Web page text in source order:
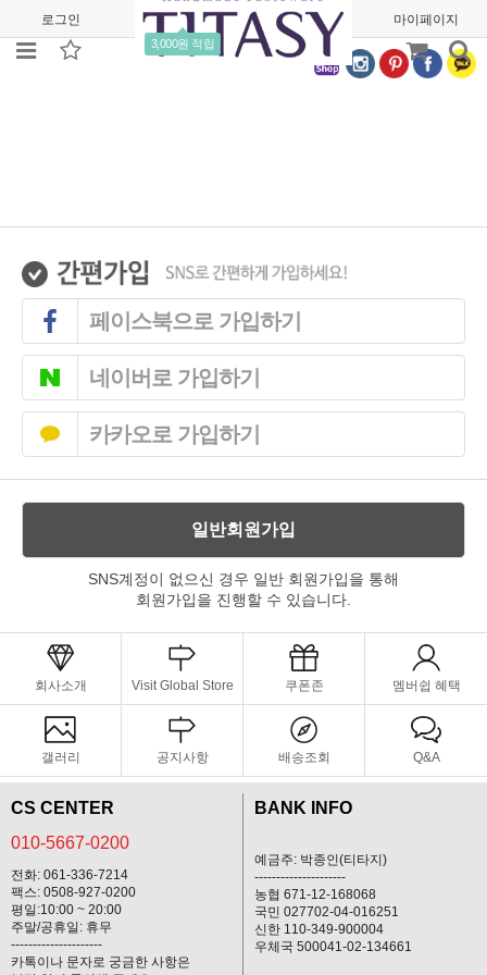
로그인 회원가입
3,000원 적립
주문조회 마이페이지
페이스북으로 가입하기
네이버로 가입하기
카카오로 가입하기
일반회원가입
SNS계정이 없으신 경우 일반 회원가입을 통해
회원가입을 진행할 수 있습니다.
회사소개 Visit Global Store 쿠폰존 멤버쉽 혜택
갤러리 공지사항 배송조회 Q&A
CS CENTER
010-5667-0200
전화: 061-336-7214
팩스: 0508-927-0200
평일:10:00 ~ 20:00
주말/공휴일: 휴무
---------------------
카톡이나 문자로 궁금한 사항은
BANK INFO
예금주: 박종인(티타지)
---------------------
농협 671-12-168068
국민 027702-04-016251
신한 110-349-900004
우체국 500041-02-134661